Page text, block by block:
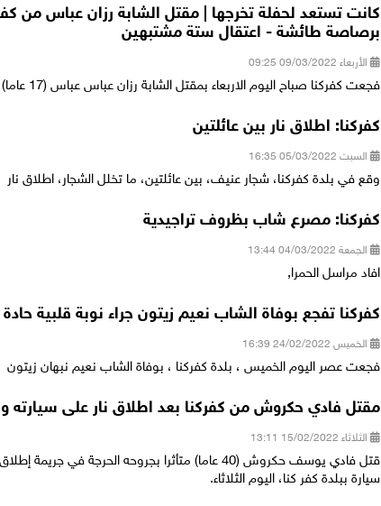
كانت تستعد لحفلة تخرجها | مقتل الشابة رزان عباس من
برصاصة طائشة - اعتقال ستة مشتبهين
الأربعاء 09/03/2022 09:25
فجعت كفركنا صباح اليوم الاربعاء بمقتل الشابة رزان عباس عباس (17 عاما)،
كفركنا: اطلاق نار بين عائلتين
السبت 05/03/2022 16:35
وقع في بلدة كفركنا، شجار عنيف، بين عائلتين، ما تخلل الشجار، اطلاق نار
كفركنا: مصرع شاب بظروف تراجيدية
الجمعة 04/03/2022 13:44
افاد مراسل الحمرا,
كفركنا تفجع بوفاة الشاب نعيم زيتون جراء نوبة قلبية حادة
الخميس 24/02/2022 16:39
فجعت عصر اليوم الخميس ، بلدة كفركنا ، بوفاة الشاب نعيم نبهان زيتون
مقتل فادي حكروش من كفركنا بعد اطلاق نار على سيارته
الثلاثاء 15/02/2022 13:11
قتل فادي يوسف حكروش (40 عاما) متأثرا بجروحه الحرجة في جريمة
سيارة ببلدة كفر كنا، اليوم الثلاثاء.